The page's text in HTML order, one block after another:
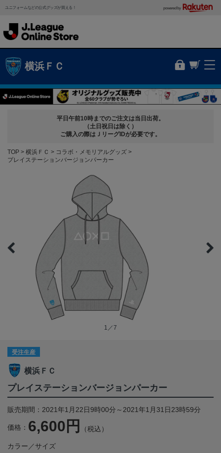
ユニフォームなどの公式グッズが買える！ powered by
横浜ＦＣ
平日午前10時までのご注文は当日出荷。
（土日祝日は除く）
ご購入の際はＪリーグIDが必要です。
TOP 横浜ＦＣ
コラボ・メモリアルグッズ
プレイステーションバージョンパーカー
1／7
受注生産
横浜ＦＣ
プレイステーションバージョンパーカー
販売期間：2021年1月22日9時00分～2021年1月31日23時59分
価格： 6,600円 （税込）
カラー／サイズ